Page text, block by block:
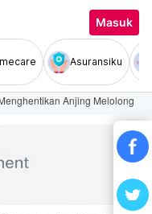
Masuk
Asuransiku
Anjing Melolong